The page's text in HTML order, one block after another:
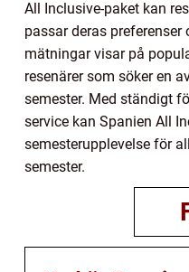
All Inclusive-paket kan
passar deras
mätningar visar på
resenärer som söker en
semester. Med ständigt
service kan Spanien All
semesterupplevelse för
semester.